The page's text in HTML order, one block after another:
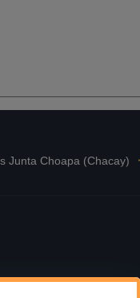
Junta Choapa (Chacay)